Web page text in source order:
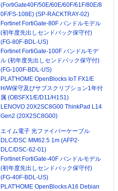
(FortiGate40F/50E/60E/60F/61F/80E/8
0F/FS-108E) (SP-RACKTRAY-02)
Fortinet FortiGate-80F バンドルモデル
(初年度先出しセンドバック保守付)
(FG-80F-BDL-US)
Fortinet FortiGate-100F バンドルモデ
ル (初年度先出しセンドバック保守付)
(FG-100F-BDL-US)
PLAT'HOME OpenBlocks IoT FX1/E
H/W保守及びサブスクリプション1年付
属 (OBSFX1/E/D11/H1S1)
LENOVO 20X2SC8G00 ThinkPad L14
Gen2 (20X2SC8G00)
エイム電子 光ファイバーケーブル
DLC/DSC MM62.5 1m (AFP2-
DLC/DSC-62-01)
Fortinet FortiGate-40F バンドルモデル
(初年度先出しセンドバック保守付)
(FG-40F-BDL-US)
PLAT'HOME OpenBlocks A16 Debian